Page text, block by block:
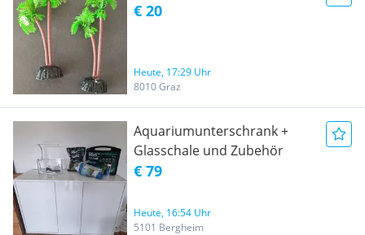
€ 20
Heute, 17:29 Uhr
8010 Graz
Aquariumunterschrank +
Glasschale und Zubehör
€ 79
Heute, 16:54 Uhr
5101 Bergheim